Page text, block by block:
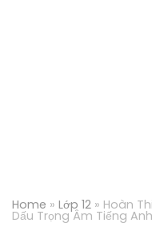
Home » Lớp 12 » Hoàn
Dấu Trọng Âm Tiếng